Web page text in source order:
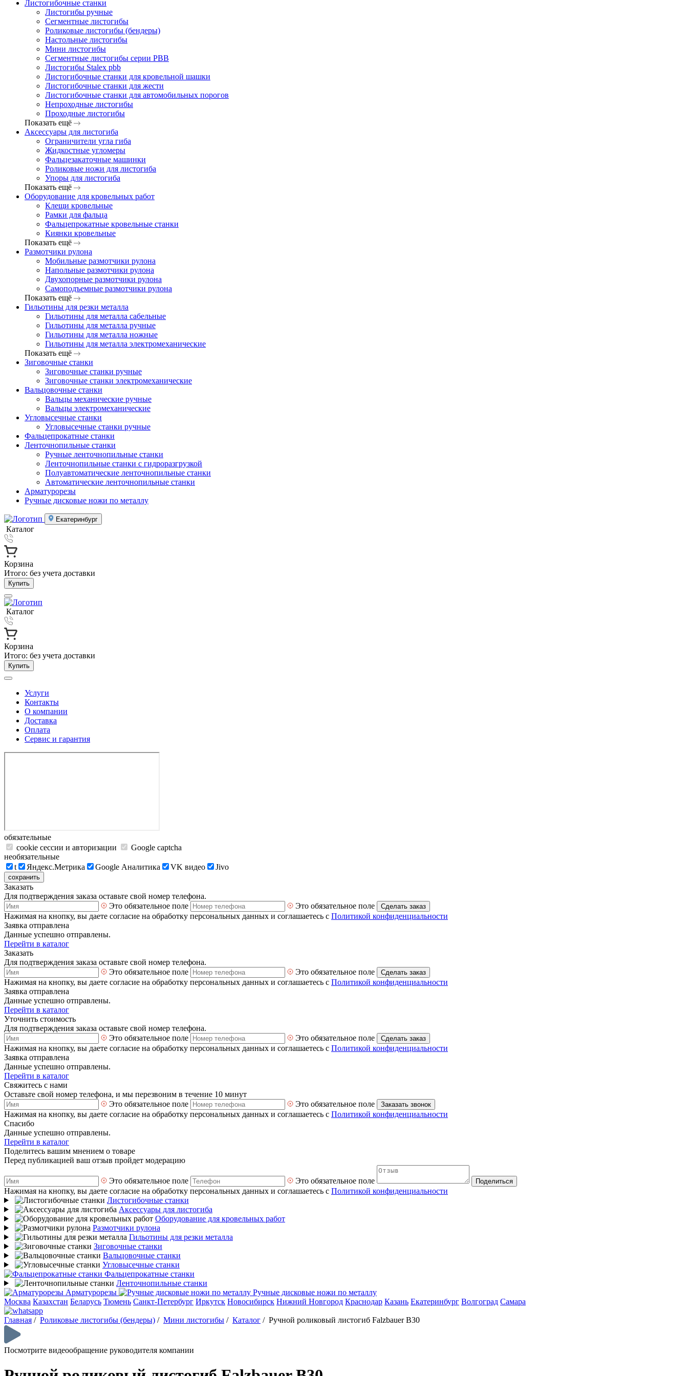
Листогибочные станки
Листогибы ручные
Сегментные листогибы
Роликовые листогибы (бендеры)
Настольные листогибы
Мини листогибы
Сегментные листогибы серии PBB
Листогибы Stalex pbb
Листогибочные станки для кровельной шашки
Листогибочные станки для жести
Листогибочные станки для автомобильных порогов
Непроходные листогибы
Проходные листогибы
Показать ещё
Аксессуары для листогиба
Ограничители угла гиба
Жидкостные угломеры
Фальцезакаточные машинки
Роликовые ножи для листогиба
Упоры для листогиба
Показать ещё
Оборудование для кровельных работ
Клещи кровельные
Рамки для фальца
Фальцепрокатные кровельные станки
Киянки кровельные
Показать ещё
Размотчики рулона
Мобильные размотчики рулона
Напольные размотчики рулона
Двухопорные размотчики рулона
Самоподъемные размотчики рулона
Показать ещё
Гильотины для резки металла
Гильотины для металла сабельные
Гильотины для металла ручные
Гильотины для металла ножные
Гильотины для металла электромеханические
Показать ещё
Зиговочные станки
Зиговочные станки ручные
Зиговочные станки электромеханические
Вальцовочные станки
Вальцы механические ручные
Вальцы электромеханические
Угловысечные станки
Угловысечные станки ручные
Фальцепрокатные станки
Ленточнопильные станки
Ручные ленточнопильные станки
Ленточнопильные станки с гидроразгрузкой
Полуавтоматические ленточнопильные станки
Автоматические ленточнопильные станки
Арматурорезы
Ручные дисковые ножи по металлу
Екатеринбург
Каталог
Корзина
Итого: без учета доставки
Купить
Каталог
Корзина
Итого: без учета доставки
Купить
Услуги
Контакты
О компании
Доставка
Оплата
Сервис и гарантия
обязательные
cookie сессии и авторизации
Google captcha
необязательные
t
Яндекс.Метрика Google Аналитика VK видео Jivo
сохранить
Заказать
Для подтверждения заказа оставьте свой номер телефона.
Это обязательное поле
Это обязательное поле Сделать заказ
Нажимая на кнопку, вы даете согласие на обработку персональных данных и соглашаетесь с Политикой конфиденциальности
Заявка отправлена
Данные успешно отправлены.
Перейти в каталог
Заказать
Для подтверждения заказа оставьте свой номер телефона.
Это обязательное поле
Это обязательное поле Сделать заказ
Нажимая на кнопку, вы даете согласие на обработку персональных данных и соглашаетесь с Политикой конфиденциальности
Заявка отправлена
Данные успешно отправлены.
Перейти в каталог
Уточнить стоимость
Для подтверждения заказа оставьте свой номер телефона.
Это обязательное поле
Это обязательное поле Сделать заказ
Нажимая на кнопку, вы даете согласие на обработку персональных данных и соглашаетесь с Политикой конфиденциальности
Заявка отправлена
Данные успешно отправлены.
Перейти в каталог
Свяжитесь с нами
Оставьте свой номер телефона, и мы перезвоним в течение 10 минут
Это обязательное поле
Это обязательное поле Заказать звонок
Нажимая на кнопку, вы даете согласие на обработку персональных данных и соглашаетесь с Политикой конфиденциальности
Спасибо
Данные успешно отправлены.
Перейти в каталог
Поделитесь вашим мнением о товаре
Перед публикацией ваш отзыв пройдет модерацию
Это обязательное поле Это обязательное поле Поделиться
Нажимая на кнопку, вы даете согласие на обработку персональных данных и соглашаетесь с Политикой конфиденциальности
Листогибочные станки
Аксессуары для листогиба
Оборудование для кровельных работ
Размотчики рулона
Гильотины для резки металла
Зиговочные станки
Вальцовочные станки
Угловысечные станки
Фальцепрокатные станки
Ленточнопильные станки
Арматурорезы
Ручные дисковые ножи по металлу
Москва Казахстан Беларусь Тюмень Санкт-Петербург Иркутск Новосибирск Нижний Новгород Краснодар Казань Екатеринбург Волгоград Самара
Главная / Роликовые листогибы (бендеры) / Мини листогибы / Каталог / Ручной роликовый листогиб Falzbauer B30
Посмотрите видеообращение руководителя компании